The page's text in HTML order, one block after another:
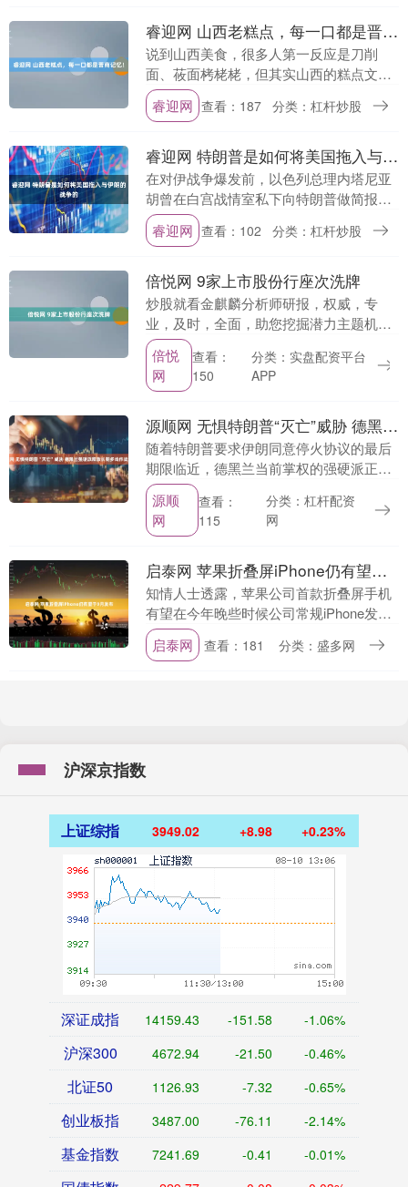
睿迎网 山西老糕点，每一口都是晋商记忆！
说到山西美食，很多人第一反应是刀削
面、莜面栲栳栳，但其实山西的糕点文化
也特别深厚。尤其是那些传承了几百年的
老糕点，每一口都藏着晋商文化的影子，
睿迎网 查看：187 分类：杠杆炒股
睿迎网 特朗普是如何将美国拖入与伊朗的战争的
在对伊战争爆发前，以色列总理内塔尼亚
胡曾在白宫战情室私下向特朗普做简报。
他提出了一个大胆的“速胜”计划：打击伊
朗、摧毁导弹、避免对方报复，甚至推动
睿迎网 查看：102 分类：杠杆炒股
倍悦网 9家上市股份行座次洗牌
炒股就看金麒麟分析师研报，权威，专
业，及时，全面，助您挖掘潜力主题机
会！ 来源：北京商报 随着2025年度银行
业年报陆续披露，9家A股上市股份制银行
的成绩单已全....
倍悦
网
查看：
150
分类：实盘配资平台
APP
源顺网 无惧特朗普“灭亡”威胁 德黑兰强硬派释放长期多线作战意愿
随着特朗普要求伊朗同意停火协议的最后
期限临近，德黑兰当前掌权的强硬派正对
局势升级乃至地区性冲突表现出强烈意
愿。 在持续近六周的战争中，美国和以色
列已消灭伊斯兰革....
源顺
网
查看：
115
分类：杠杆配资
网
启泰网 苹果折叠屏iPhone仍有望于9月发布
知情人士透露，苹果公司首款折叠屏手机
有望在今年晚些时候公司常规iPhone发布
期面世，这缓解了对制造方面遇阻的担
忧。 因相关计划尚未公布而要求匿名的知
启泰网 查看：181 分类：盛多网
沪深京指数
上证综指 3949.02 +8.98 +0.23%
深证成指 14159.43 -151.58 -1.06%
沪深300 4672.94 -21.50 -0.46%
北证50 1126.93 -7.32 -0.65%
创业板指 3487.00 -76.11 -2.14%
基金指数 7241.69 -0.41 -0.01%